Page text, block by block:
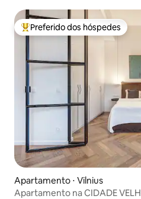
Entre os melhores preferidos
Preferido dos hóspedes
Apartamento ⋅ Vilnius
Apartamento na CIDADE